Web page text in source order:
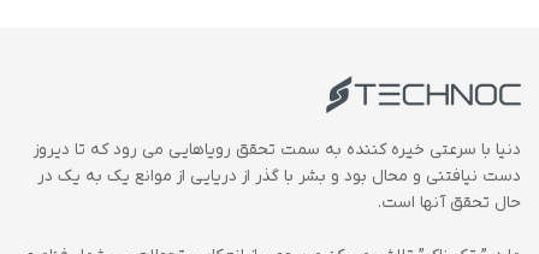
دنیا با سرعتی خیره کننده به سمت تحقق رویاهایی می رود که تا دیروز
دست نیافتنی و محال بود و بشر با گذر از دریایی از موانع یک به یک در
حال تحقق آنها است.